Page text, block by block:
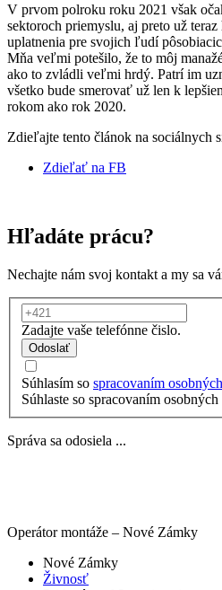
V prvom polroku roku 2021 však
sektoroch priemyslu, aj preto už
uplatnenia pre svojich ľudí
Mňa veľmi potešilo, že to môj
ako to zvládli veľmi hrdý. Patrí im
všetko bude smerovať už len k
rokom ako rok 2020.
Zdieľajte tento článok na sociálnych
Zdieľať na FB
Hľadáte prácu?
Nechajte nám svoj kontakt a my sa
Zadajte vaše telefónne čislo.
Odoslať
Súhlasím so spracovaním
Súhlaste so spracovaním osobných
Správa sa odosiela ...
Operátor montáže – Nové Zámky
Nové Zámky
Živnosť